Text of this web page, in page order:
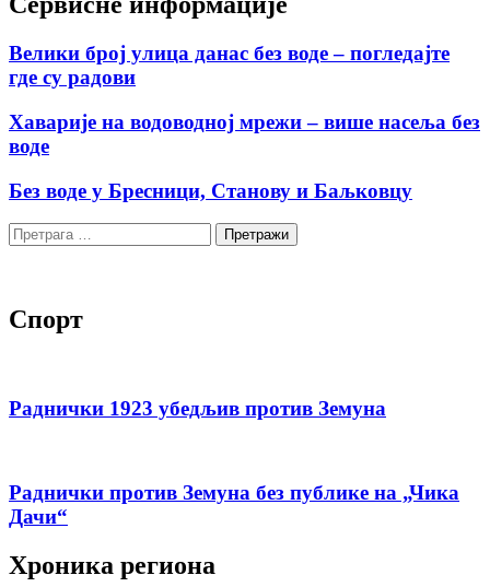
Велики број улица данас без воде – погледајте
где су радови
Хаварије на водоводној мрежи – више насеља без
воде
Без воде у Бресници, Станову и Баљковцу
Претрага
за:
Спорт
Раднички 1923 убедљив против Земуна
Раднички против Земуна без публике на „Чика
Дачи“
Хроника региона